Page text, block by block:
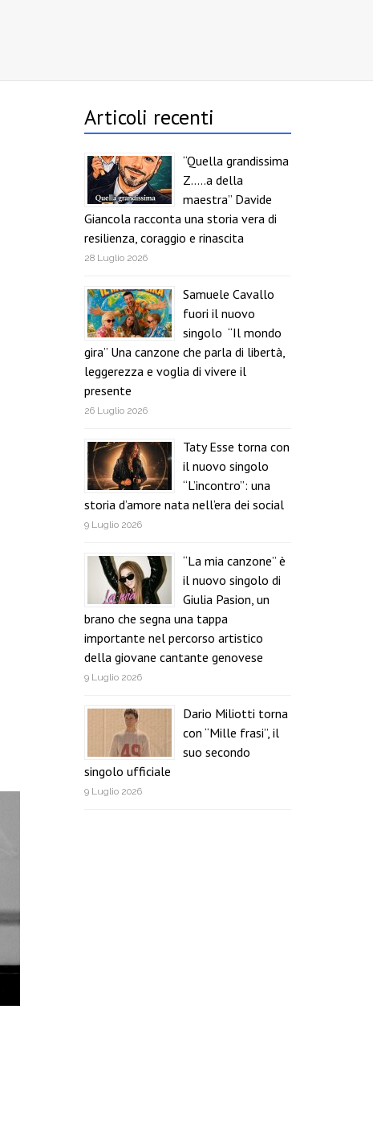
Articoli recenti
“Quella grandissima
Z…..a della
maestra” Davide
Giancola racconta una storia vera di
resilienza, coraggio e rinascita
28 Luglio 2026
Samuele Cavallo
fuori il nuovo
singolo “Il mondo
gira” Una canzone che parla di libertà,
leggerezza e voglia di vivere il
presente
26 Luglio 2026
Taty Esse torna con
il nuovo singolo
“L’incontro”: una
storia d’amore nata nell’era dei social
9 Luglio 2026
“La mia canzone” è
il nuovo singolo di
Giulia Pasion, un
brano che segna una tappa
importante nel percorso artistico
della giovane cantante genovese
9 Luglio 2026
Dario Miliotti torna
con “Mille frasi”, il
suo secondo
singolo ufficiale
9 Luglio 2026